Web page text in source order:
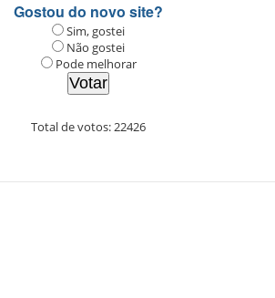
Gostou do novo site?
Sim, gostei
Não gostei
Pode melhorar
Total de votos:22426